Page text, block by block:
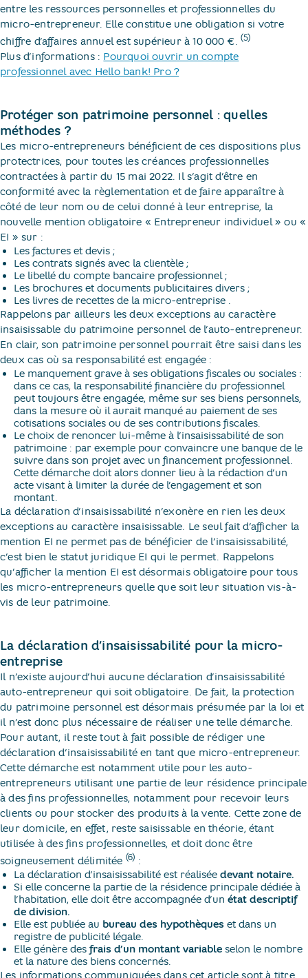
entre les ressources personnelles et professionnelles du
micro-entrepreneur. Elle constitue une obligation si votre
chiffre d’affaires annuel est supérieur à 10 000 €.(5)
Plus d’informations : Pourquoi ouvrir un compte
professionnel avec Hello bank! Pro ?
Protéger son patrimoine personnel : quelles
méthodes ?
Les micro-entrepreneurs bénéficient de ces dispositions plus
protectrices, pour toutes les créances professionnelles
contractées à partir du 15 mai 2022. Il s’agit d’être en
conformité avec la règlementation et de faire apparaître à
côté de leur nom ou de celui donné à leur entreprise, la
nouvelle mention obligatoire « Entrepreneur individuel » ou «
EI » sur :
Les factures et devis ;
Les contrats signés avec la clientèle ;
Le libellé du compte bancaire professionnel ;
Les brochures et documents publicitaires divers ;
Les livres de recettes de la micro-entreprise .
Rappelons par ailleurs les deux exceptions au caractère
insaisissable du patrimoine personnel de l’auto-entrepreneur.
En clair, son patrimoine personnel pourrait être saisi dans les
deux cas où sa responsabilité est engagée :
Le manquement grave à ses obligations fiscales ou sociales :
dans ce cas, la responsabilité financière du professionnel
peut toujours être engagée, même sur ses biens personnels,
dans la mesure où il aurait manqué au paiement de ses
cotisations sociales ou de ses contributions fiscales.
Le choix de renoncer lui-même à l’insaisissabilité de son
patrimoine : par exemple pour convaincre une banque de le
suivre dans son projet avec un financement professionnel.
Cette démarche doit alors donner lieu à la rédaction d’un
acte visant à limiter la durée de l’engagement et son
montant.
La déclaration d’insaisissabilité n’exonère en rien les deux
exceptions au caractère insaisissable. Le seul fait d’afficher la
mention EI ne permet pas de bénéficier de l’insaisissabilité,
c’est bien le statut juridique EI qui le permet. Rappelons
qu’afficher la mention EI est désormais obligatoire pour tous
les micro-entrepreneurs quelle que soit leur situation vis-à-
vis de leur patrimoine.
La déclaration d’insaisissabilité pour la micro-
entreprise
Il n’existe aujourd’hui aucune déclaration d’insaisissabilité
auto-entrepreneur qui soit obligatoire. De fait, la protection
du patrimoine personnel est désormais présumée par la loi et
il n’est donc plus nécessaire de réaliser une telle démarche.
Pour autant, il reste tout à fait possible de rédiger une
déclaration d’insaisissabilité en tant que micro-entrepreneur.
Cette démarche est notamment utile pour les auto-
entrepreneurs utilisant une partie de leur résidence principale
à des fins professionnelles, notamment pour recevoir leurs
clients ou pour stocker des produits à la vente. Cette zone de
leur domicile, en effet, reste saisissable en théorie, étant
utilisée à des fins professionnelles, et doit donc être
soigneusement délimitée (6) :
La déclaration d’insaisissabilité est réalisée devant notaire.
Si elle concerne la partie de la résidence principale dédiée à
l’habitation, elle doit être accompagnée d’un état descriptif
de division.
Elle est publiée au bureau des hypothèques et dans un
registre de publicité légale.
Elle génère des frais d’un montant variable selon le nombre
et la nature des biens concernés.
Les informations communiquées dans cet article sont à titre